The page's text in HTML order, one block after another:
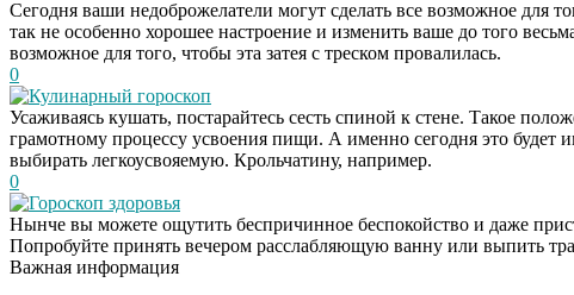
Сегодня ваши недоброжелатели могут сделать все возможное для
так не особенно хорошее настроение и изменить ваше до того
возможное для того, чтобы эта затея с треском провалилась.
0
Кулинарный гороскоп
Усаживаясь кушать, постарайтесь сесть спиной к стене. Такое
грамотному процессу усвоения пищи. А именно сегодня это
выбирать легкоусвояемую. Крольчатину, например.
0
Гороскоп здоровья
Нынче вы можете ощутить беспричинное беспокойство и даже
Попробуйте принять вечером расслабляющую ванну или выпить
Важная информация